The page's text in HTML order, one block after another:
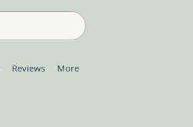
Reviews More